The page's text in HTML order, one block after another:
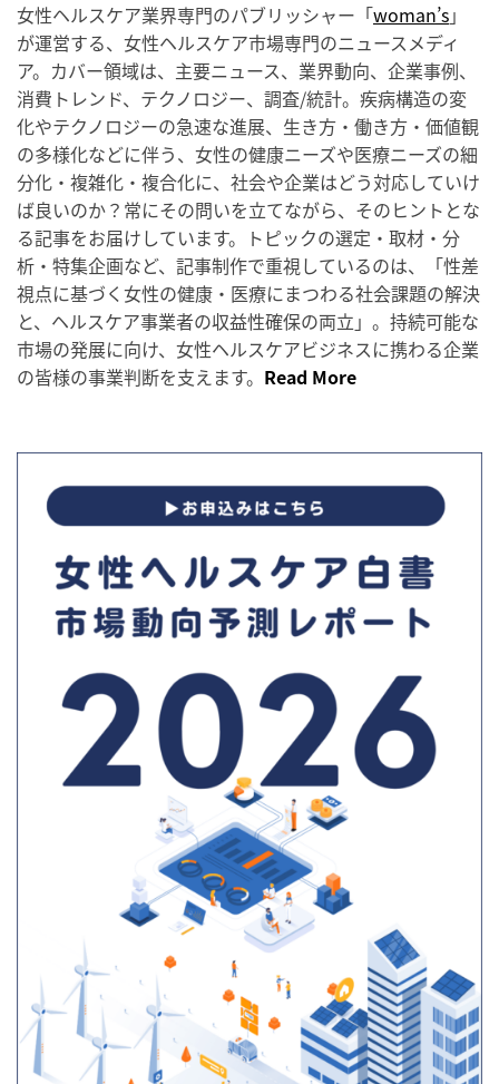
女性ヘルスケア業界専門のパブリッシャー「woman’s」
が運営する、女性ヘルスケア市場専門のニュースメディ
ア。カバー領域は、主要ニュース、業界動向、企業事例、
消費トレンド、テクノロジー、調査/統計。疾病構造の変
化やテクノロジーの急速な進展、生き方・働き方・価値観
の多様化などに伴う、女性の健康ニーズや医療ニーズの細
分化・複雑化・複合化に、社会や企業はどう対応していけ
ば良いのか？常にその問いを立てながら、そのヒントとな
る記事をお届けしています。トピックの選定・取材・分
析・特集企画など、記事制作で重視しているのは、「性差
視点に基づく女性の健康・医療にまつわる社会課題の解決
と、ヘルスケア事業者の収益性確保の両立」。持続可能な
市場の発展に向け、女性ヘルスケアビジネスに携わる企業
の皆様の事業判断を支えます。 Read More